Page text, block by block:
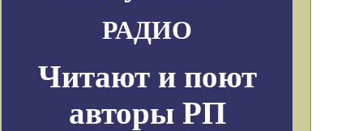
РАДИО
Читают и поют
авторы РП